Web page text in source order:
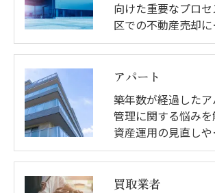
向けた重要なプロ
区での不動産売却
アパート
築年数が経過した
管理に関する悩みを
資産運用の見直し
買取業者